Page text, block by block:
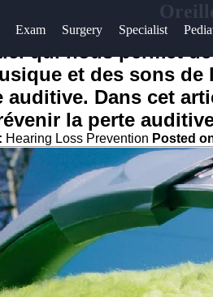
Exam Surgery Specialist
&
qui nous permet
et des sons
Dans cet
la perte
Hearing Loss Prevention Posted